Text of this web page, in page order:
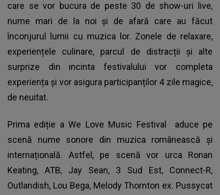
care se vor bucura de peste 30 de show-uri live,
nume mari de la noi și de afară care au făcut
înconjurul lumii cu muzica lor. Zonele de relaxare,
experiențele culinare, parcul de distracții și alte
surprize din incinta festivalului vor completa
experiența și vor asigura participanților 4 zile magice,
de neuitat.
Prima ediție aWe Love Music Festival
aduce pe
scenă nume sonore din muzica românească și
internațională. Astfel, pe scenă vor urca Ronan
Keating, ATB, Jay Sean, 3 Sud Est, Connect-R,
Outlandish, Lou Bega, Melody Thornton ex. Pussycat